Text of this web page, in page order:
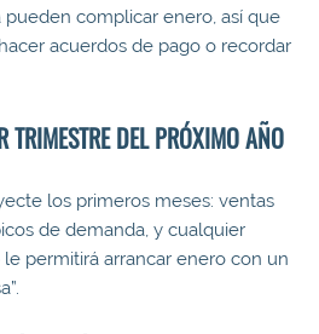
pueden complicar enero, así que
acuerdos de pago o recordar
TRIMESTRE DEL PRÓXIMO AÑO
los primeros meses: ventas
de demanda, y cualquier
le permitirá arrancar enero con un